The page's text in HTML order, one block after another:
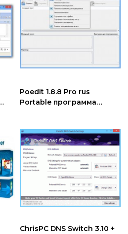
Poedit 1.8.8 Pro rus
Portable программа
ChrisPC DNS Switch 3.10 +